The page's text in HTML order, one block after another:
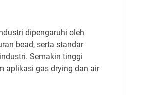
dipengaruhi oleh
bead, serta standar
Semakin tinggi
aplikasi gas drying dan air